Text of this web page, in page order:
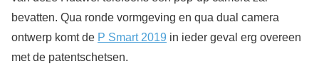
bevatten. Qua ronde vormgeving en qua dual camera
ontwerp komt de P Smart 2019 in ieder geval erg overeen
met de patentschetsen.